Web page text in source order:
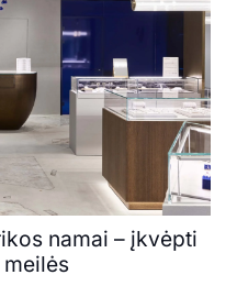
namai – įkvėpti